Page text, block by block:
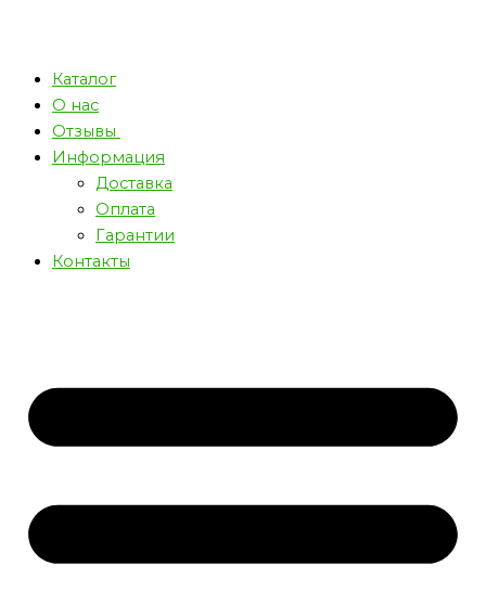
Каталог
О нас
Отзывы
Информация
Доставка
Оплата
Гарантии
Контакты